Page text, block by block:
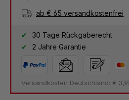
ab € 65 versandkostenfrei
30 Tage Rückgaberecht
2 Jahre Garantie
Versandkosten Deutschland: €